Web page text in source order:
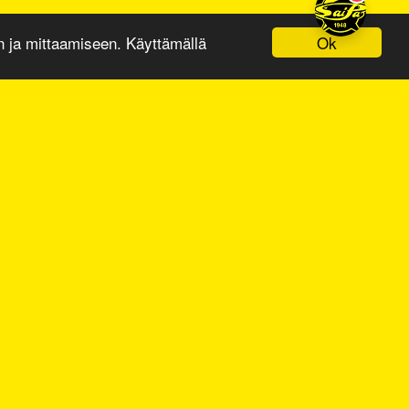
Ok
ja mittaamiseen. Käyttämällä